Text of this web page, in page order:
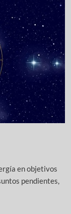
en objetivos
pendientes,